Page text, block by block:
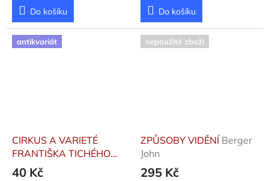
Do košíku Do košíku
antikvariát
CIRKUS A VARIETÉ
FRANTIŠKA TICHÉHO
Dvořák František
40 Kč
nepoužité zboží
ZPŮSOBY VIDĚNÍ Berger
John
295 Kč